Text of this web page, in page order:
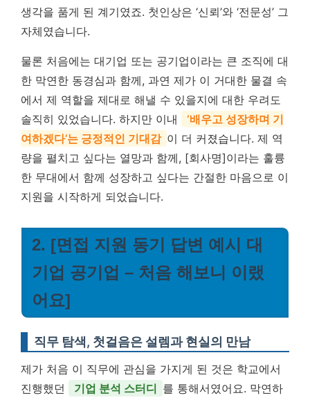
생각을 품게 된 계기였죠. 첫인상은 ‘신뢰’와 ‘전문성’ 그
자체였습니다.
물론 처음에는 대기업 또는 공기업이라는 큰 조직에 대
한 막연한 동경심과 함께, 과연 제가 이 거대한 물결 속
에서 제 역할을 제대로 해낼 수 있을지에 대한 우려도
솔직히 있었습니다. 하지만 이내
‘배우고 성장하며 기
여하겠다’는 긍정적인 기대감 이 더 커졌습니다. 제 역
량을 펼치고 싶다는 열망과 함께, [회사명]이라는 훌륭
한 무대에서 함께 성장하고 싶다는 간절한 마음으로 이
지원을 시작하게 되었습니다.
2. [면접 지원 동기 답변 예시 대
기업 공기업 – 처음 해보니 이랬
어요]
직무 탐색, 첫걸음은 설렘과 현실의 만남
제가 처음 이 직무에 관심을 가지게 된 것은 학교에서
진행했던
기업 분석 스터디 를 통해서였어요. 막연하